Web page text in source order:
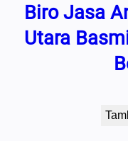
Biro Jasa
Utara